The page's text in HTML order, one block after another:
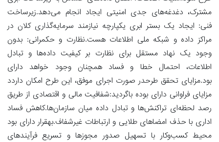
مشترک، دغدغه‌های جدی امنیتی ایجاد انجام می‌دهد.زیرساخت
فنی: ایجاد یک بستر ابری یکپارچه نیازمند سرمایه‌گذاری کلان در
مراکز داده و شبکه ملی اطلاعات هست.نظارت و حکمرانی: بدون
وجود یک نهاد مستقل برای نظارت بر کیفیت داده‌ها و تبادل
اطلاعات، احتمال خطا و فساد همچنان وجود خواهد دارای
بود.مزایای تحقق طرحدر صورت اجرای موفق، این طرح امکان داردد
مزایای فراوانی دارای بوده باگردید:شفافیت مالی و اقتصادی از طریق
رصد لحظه‌ای تراکنش‌ها و تبادل داده میان سازمان‌ها.کاهش فساد
اداری با حذف امضاهای طلایی و ارتباطات غیرشفاف.بهقرار دارای بود
محیط کسب‌وکار با تسهیل صدور مجوزها و تسریع فرآیندهای